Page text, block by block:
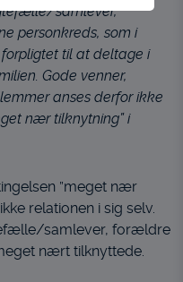
samlever,
personkreds, som i
til at deltage i
Gode venner,
anses derfor ikke
nær tilknytning” i
”meget nær
relationen i sig selv.
samlever, forældre
nært tilknyttede.
indkøbskurv og
optimere design,
af en
besøgsstatistik
cookies)
fodspor på tværs af
hvad brugeren